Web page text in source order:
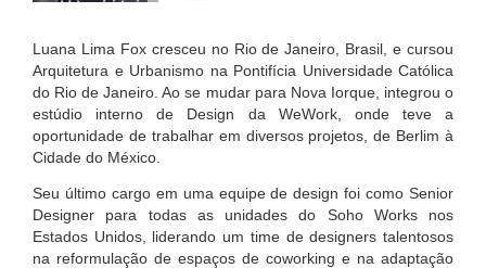
Luana Lima Fox cresceu no Rio de Janeiro, Brasil, e cursou
Arquitetura e Urbanismo na Pontifícia Universidade Católica
do Rio de Janeiro. Ao se mudar para Nova Iorque, integrou o
estúdio interno de Design da WeWork, onde teve a
oportunidade de trabalhar em diversos projetos, de Berlim à
Cidade do México.
Seu último cargo em uma equipe de design foi como Senior
Designer para todas as unidades do Soho Works nos
Estados Unidos, liderando um time de designers talentosos
na reformulação de espaços de coworking e na adaptação